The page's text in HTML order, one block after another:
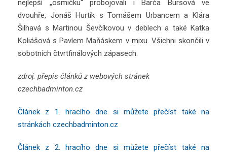
nejlepší „osmičku“ probojovali i Barča Bursová ve
dvouhře, Jonáš Hurtík s Tomášem Urbancem a Klára
Šilhavá s Martinou Ševčíkovou v deblech a také Katka
Koliášová s Pavlem Maňáskem v mixu. Všichni skončili v
sobotních čtvrtfinálových zápasech.
zdroj: přepis článků z webových stránek
czechbadminton.cz
Článek z 1. hracího dne si můžete přečíst také na
stránkách czechbadminton.cz
Článek z 2. hracího dne si můžete přečíst také na